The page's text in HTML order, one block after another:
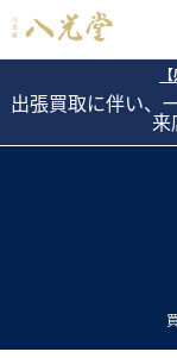
出張買取に伴い、
来